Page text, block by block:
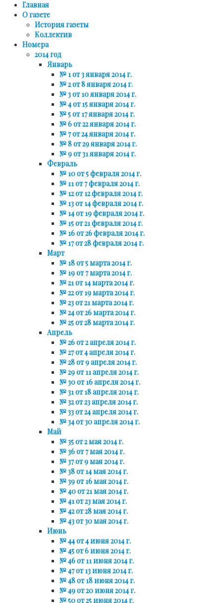
Главная
О газете
История газеты
Коллектив
Номера
2014 год
Январь
№ 1 от 3 января 2014 г.
№ 2 от 8 января 2014 г.
№ 3 от 10 января 2014 г.
№ 4 от 15 января 2014 г.
№ 5 от 17 января 2014 г.
№ 6 от 22 января 2014 г.
№ 7 от 24 января 2014 г.
№ 8 от 29 января 2014 г.
№ 9 от 31 января 2014 г.
Февраль
№ 10 от 5 февраля 2014 г.
№ 11 от 7 февраля 2014 г.
№ 12 от 12 февраля 2014 г.
№ 13 от 14 февраля 2014 г.
№ 14 от 19 февраля 2014 г.
№ 15 от 21 февраля 2014 г.
№ 16 от 26 февраля 2014 г.
№ 17 от 28 февраля 2014 г.
Март
№ 18 от 5 марта 2014 г.
№ 19 от 7 марта 2014 г.
№ 21 от 14 марта 2014 г.
№ 22 от 19 марта 2014 г.
№ 23 от 21 марта 2014 г.
№ 24 от 26 марта 2014 г.
№ 25 от 28 марта 2014 г.
Апрель
№ 26 от 2 апреля 2014 г.
№ 27 от 4 апреля 2014 г.
№ 28 от 9 апреля 2014 г.
№ 29 от 11 апреля 2014 г.
№ 30 от 16 апреля 2014 г.
№ 31 от 18 апреля 2014 г.
№ 32 от 23 апреля 2014 г.
№ 33 от 24 апреля 2014 г.
№ 34 от 30 апреля 2014 г.
Май
№ 35 от 2 мая 2014 г.
№ 36 от 7 мая 2014 г.
№ 37 от 9 мая 2014 г.
№ 38 от 14 мая 2014 г.
№ 39 от 16 мая 2014 г.
№ 40 от 21 мая 2014 г.
№ 41 от 23 мая 2014 г.
№ 42 от 28 мая 2014 г.
№ 43 от 30 мая 2014 г.
Июнь
№ 44 от 4 июня 2014 г.
№ 45 от 6 июня 2014 г.
№ 46 от 11 июня 2014 г.
№ 47 от 13 июня 2014 г.
№ 48 от 18 июня 2014 г.
№ 49 от 20 июня 2014 г.
№ 50 от 25 июня 2014 г.